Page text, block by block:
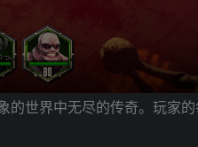
世界中无尽的传奇。玩家